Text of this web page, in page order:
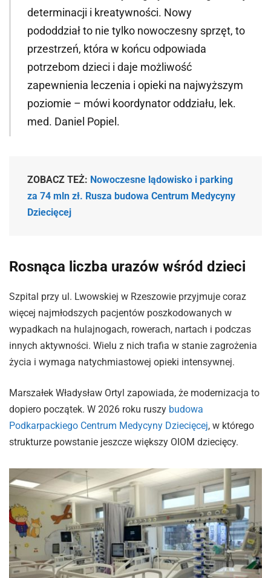
determinacji i kreatywności. Nowy
pododdział to nie tylko nowoczesny sprzęt, to
przestrzeń, która w końcu odpowiada
potrzebom dzieci i daje możliwość
zapewnienia leczenia i opieki na najwyższym
poziomie – mówi koordynator oddziału, lek.
med. Daniel Popiel.
ZOBACZ TEŻ: Nowoczesne lądowisko i parking
za 74 mln zł. Rusza budowa Centrum Medycyny
Dziecięcej
Rosnąca liczba urazów wśród dzieci
Szpital przy ul. Lwowskiej w Rzeszowie przyjmuje coraz
więcej najmłodszych pacjentów poszkodowanych w
wypadkach na hulajnogach, rowerach, nartach i podczas
innych aktywności. Wielu z nich trafia w stanie zagrożenia
życia i wymaga natychmiastowej opieki intensywnej.
Marszałek Władysław Ortyl zapowiada, że modernizacja to
dopiero początek. W 2026 roku ruszy budowa
Podkarpackiego Centrum Medycyny Dziecięcej, w którego
strukturze powstanie jeszcze większy OIOM dziecięcy.